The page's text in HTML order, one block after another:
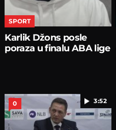
SPORT
Karlik Džons posle
poraza u finalu ABA lige
3:52
0